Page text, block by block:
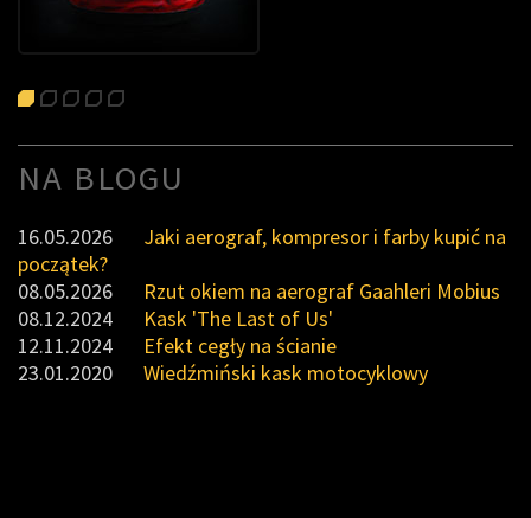
NA BLOGU
16.05.2026 Jaki aerograf, kompresor i farby kupić na
początek?
08.05.2026 Rzut okiem na aerograf Gaahleri Mobius
08.12.2024 Kask 'The Last of Us'
12.11.2024 Efekt cegły na ścianie
23.01.2020 Wiedźmiński kask motocyklowy